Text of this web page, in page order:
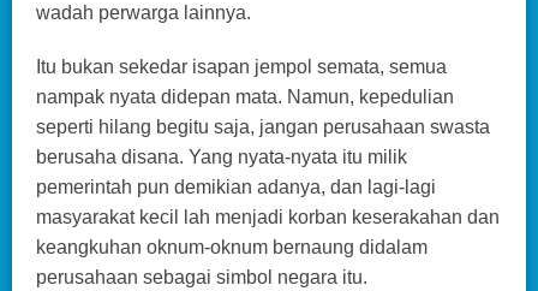
wadah perwarga lainnya.
Itu bukan sekedar isapan jempol semata, semua
nampak nyata didepan mata. Namun, kepedulian
seperti hilang begitu saja, jangan perusahaan swasta
berusaha disana. Yang nyata-nyata itu milik
pemerintah pun demikian adanya, dan lagi-lagi
masyarakat kecil lah menjadi korban keserakahan dan
keangkuhan oknum-oknum bernaung didalam
perusahaan sebagai simbol negara itu.